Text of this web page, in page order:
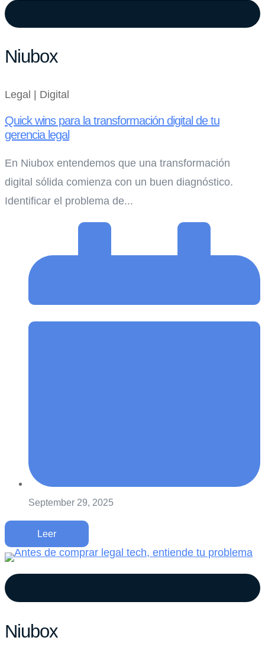
Niubox
Legal | Digital
Quick wins para la transformación digital de tu
gerencia legal
En Niubox entendemos que una transformación
digital sólida comienza con un buen diagnóstico.
Identificar el problema de...
September 29, 2025
Leer
Niubox